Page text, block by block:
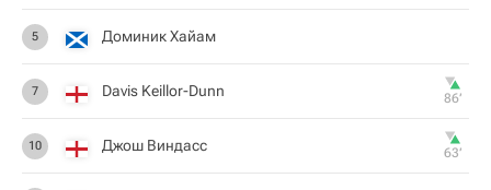
5 Доминик Хайам
7 Davis Keillor-Dunn 86‎’‎
10 Джош Виндасс 63‎’‎